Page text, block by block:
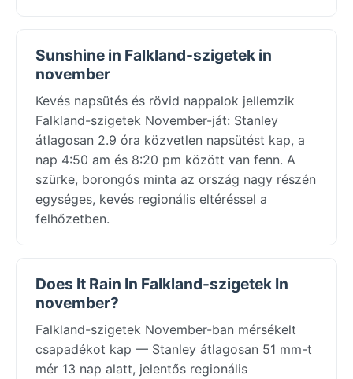
Sunshine in Falkland-szigetek in
november
Kevés napsütés és rövid nappalok jellemzik
Falkland-szigetek November-ját: Stanley
átlagosan 2.9 óra közvetlen napsütést kap, a
nap 4:50 am és 8:20 pm között van fenn. A
szürke, borongós minta az ország nagy részén
egységes, kevés regionális eltéréssel a
felhőzetben.
Does It Rain In Falkland-szigetek In
november?
Falkland-szigetek November-ban mérsékelt
csapadékot kap — Stanley átlagosan 51 mm-t
mér 13 nap alatt, jelentős regionális